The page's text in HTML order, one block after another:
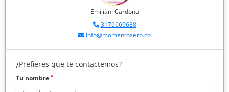
Emiliani Cardona
3176669638
info@momentozero.co
¿Prefieres que te contactemos?
Tu nombre *